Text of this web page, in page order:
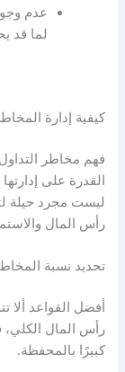
عدم
لما قد
كيفية إدارة
فهم مخاطر التداول
القدرة على
ليست مجرد حيلة
رأس المال
تحديد نسبة
رأس المال
كبيرًا بالمحفظة.